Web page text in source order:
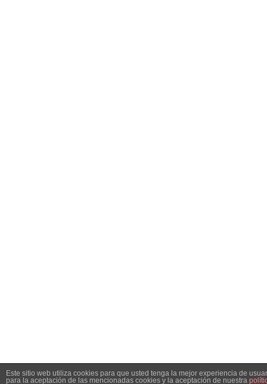
Este sitio web utiliza cookies para que usted tenga la mejor experiencia de
para la aceptación de las mencionadas cookies y la aceptación de nuestra